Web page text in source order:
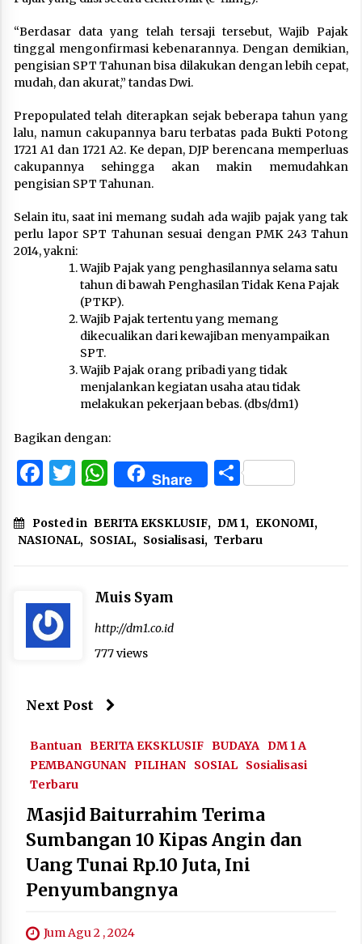
“Berdasar data yang telah tersaji tersebut, Wajib Pajak
tinggal mengonfirmasi kebenarannya. Dengan demikian,
pengisian SPT Tahunan bisa dilakukan dengan lebih cepat,
mudah, dan akurat,” tandas Dwi.
Prepopulated telah diterapkan sejak beberapa tahun yang
lalu, namun cakupannya baru terbatas pada Bukti Potong
1721 A1 dan 1721 A2. Ke depan, DJP berencana memperluas
cakupannya sehingga akan makin memudahkan
pengisian SPT Tahunan.
Selain itu, saat ini memang sudah ada wajib pajak yang tak
perlu lapor SPT Tahunan sesuai dengan PMK 243 Tahun
2014, yakni:
Wajib Pajak yang penghasilannya selama satu
tahun di bawah Penghasilan Tidak Kena Pajak
(PTKP).
Wajib Pajak tertentu yang memang
dikecualikan dari kewajiban menyampaikan
SPT.
Wajib Pajak orang pribadi yang tidak
menjalankan kegiatan usaha atau tidak
melakukan pekerjaan bebas. (dbs/dm1)
Bagikan dengan:
Facebook
Twitter
WhatsApp
Share Share
Posted in BERITA EKSKLUSIF, DM 1, EKONOMI,
NASIONAL, SOSIAL, Sosialisasi, Terbaru
Muis Syam
http://dm1.co.id
777 views
Next Post
Bantuan BERITA EKSKLUSIF BUDAYA
DM 1 A
PEMBANGUNAN
PILIHAN SOSIAL
Sosialisasi
Terbaru
Masjid Baiturrahim Terima
Sumbangan 10 Kipas Angin dan
Uang Tunai Rp.10 Juta, Ini
Penyumbangnya
Jum Agu 2 , 2024